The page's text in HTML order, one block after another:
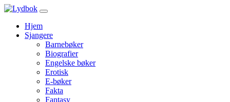
Hjem
Sjangere
Barnebøker
Biografier
Engelske bøker
Erotisk
E-bøker
Fakta
Fantasy